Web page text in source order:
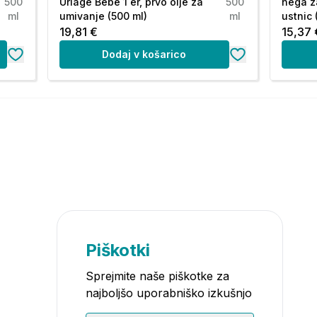
ml
umivanje (500 ml)
ml
19,81 €
Dodaj v košarico
ustnic
15,37
Piškotki
Sprejmite naše piškotke za
najboljšo uporabniško izkušnjo